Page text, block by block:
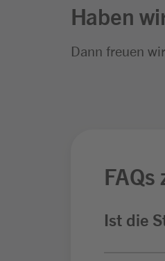
Haben
Dann freuen
FAQs
Ist die